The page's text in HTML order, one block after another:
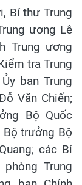
Bí thư Trung
ương Lê
Trung ương
tra Trung
ban Trung
Văn Chiến;
Bộ Quốc
Bộ trưởng Bộ
các Bí
Trung